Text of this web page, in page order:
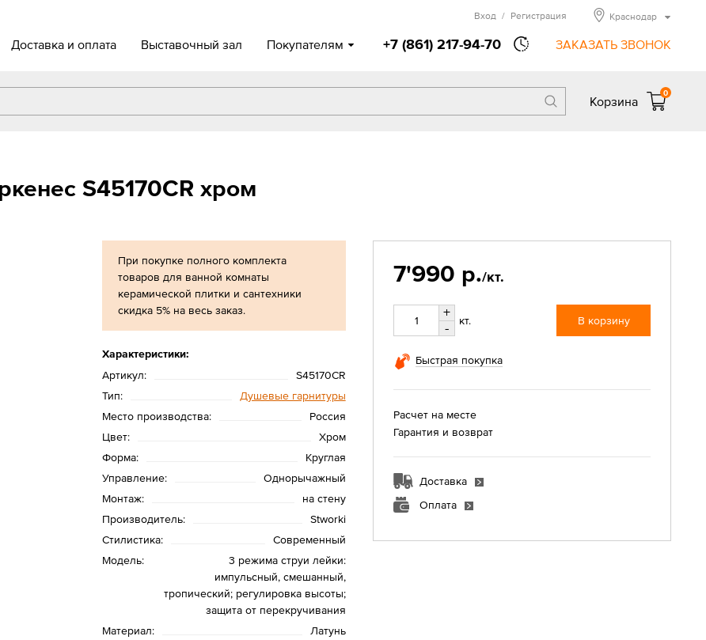
Доставка и оплата Выставочный зал Покупателям +7 (861) 217-94-70 ЗАКАЗАТЬ ЗВОНОК
Вход / Регистрация Краснодар
Корзина
0
S45170CR хром
При покупке полного комплекта
товаров для ванной комнаты
керамической плитки и сантехники
скидка 5% на весь заказ.
Характеристики:
Артикул:
S45170CR
Тип:
Душевые гарнитуры
Место производства:
Россия
Цвет:
Хром
Форма:
Круглая
Управление:
Однорычажный
Монтаж:
на стену
Производитель:
Stworki
Стилистика:
Современный
Модель:
3 режима струи лейки:
импульсный, смешанный,
тропический; регулировка высоты;
защита от перекручивания
Материал:
Латунь
7'990 р./кт.
+
-
кт. В корзину
Быстрая покупка
Расчет на месте
Гарантия и возврат
Доставка
Оплата